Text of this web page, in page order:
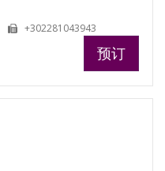
+302281043943
预订